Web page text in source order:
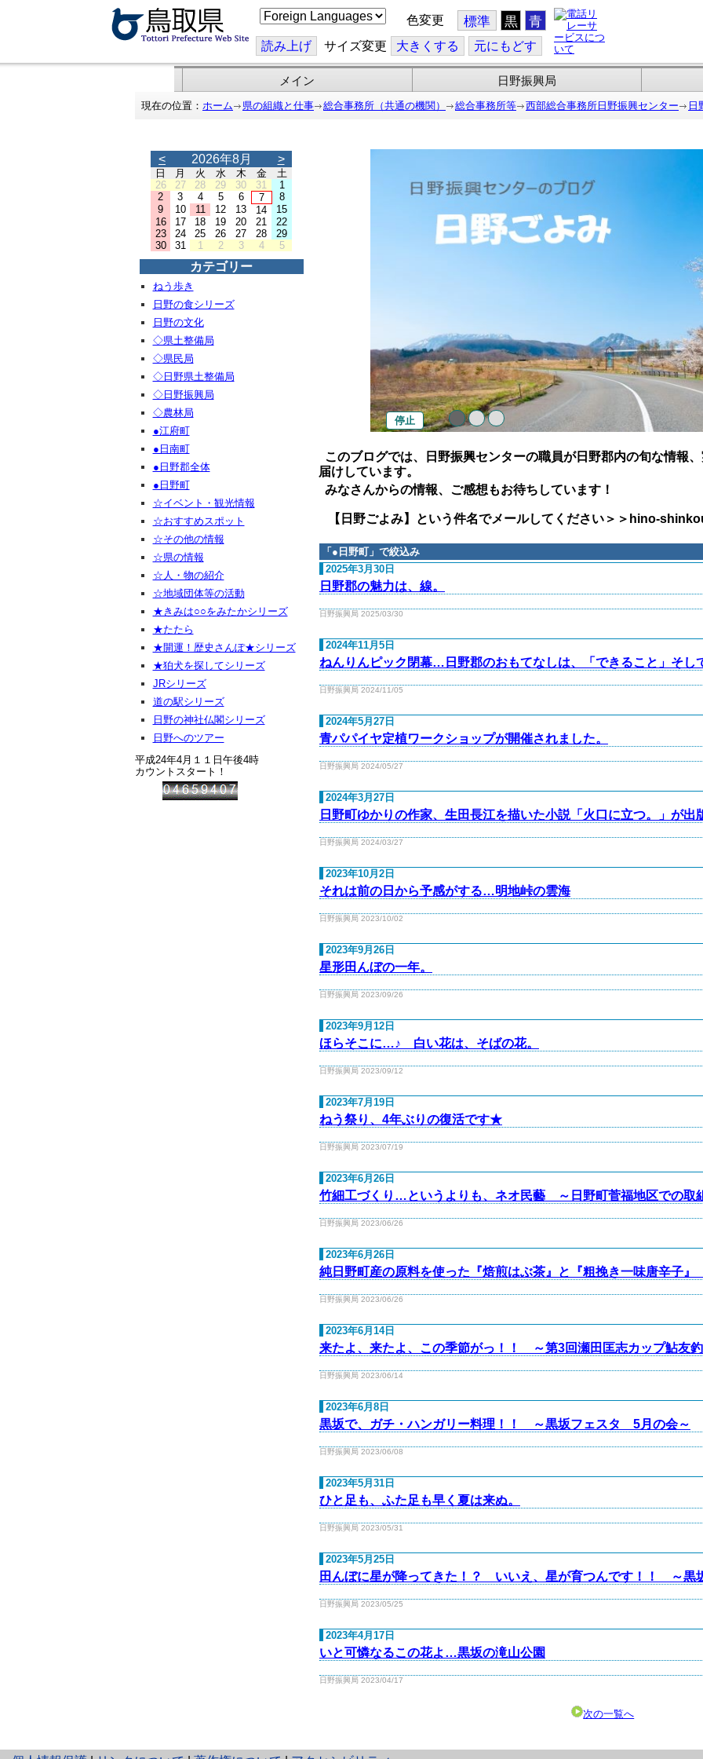
こ
の
ジ
を
訳
す
色変更 標準 黒 青
読み上げ サイズ変更 大きくする 元にもどす
メイン 日野振興局
現在の位置： ホーム 県の組織と仕事 総合事務所（共通の機関） 総合事務所等 西部総合事務所日野振興センター 日
< 2026年8月 >
日 月 火 水 木 金
土
26
27 28 29 30 31
1
2
3 4 5 6 7
8
9
10 11 12 13 14
15
16
17 18 19 20 21
22
23
24 25 26 27 28
29
30
31 1 2 3 4 5
カテゴリー
ねう歩き
日野の食シリーズ
日野の文化
◇県土整備局
◇県民局
◇日野県土整備局
◇日野振興局
◇農林局
●江府町
●日南町
●日野郡全体
●日野町
☆イベント・観光情報
☆おすすめスポット
☆その他の情報
☆県の情報
☆人・物の紹介
☆地域団体等の活動
★きみは○○をみたかシリーズ
★たたら
★開運！歴史さんぽ★シリーズ
★狛犬を探してシリーズ
JRシリーズ
道の駅シリーズ
日野の神社仏閣シリーズ
日野へのツアー
平成24年4月１１日午後4時
カウントスタート！
停止
このブログでは、日野振興センターの職員が日野郡内の旬な情報
届けしています。
みなさんからの情報、ご感想もお待ちしています！
【日野ごよみ】という件名でメールしてください＞＞hino-
「 ●日野町 」で絞込み
2025年3月30日
日野郡の魅力は、線。
日野振興局 2025/03/30
2024年11月5日
ねんりんピック閉幕…日野郡のおもてなしは、「できること」そ
日野振興局 2024/11/05
2024年5月27日
青パパイヤ定植ワークショップが開催されました。
日野振興局 2024/05/27
2024年3月27日
日野町ゆかりの作家、生田長江を描いた小説「火口に立つ。」が出
日野振興局 2024/03/27
2023年10月2日
それは前の日から予感がする…明地峠の雲海
日野振興局 2023/10/02
2023年9月26日
星形田んぼの一年。
日野振興局 2023/09/26
2023年9月12日
ほらそこに…♪ 白い花は、そばの花。
日野振興局 2023/09/12
2023年7月19日
ねう祭り、4年ぶりの復活です★
日野振興局 2023/07/19
2023年6月26日
竹細工づくり…というよりも、ネオ民藝 ～日野町菅福地区での取
日野振興局 2023/06/26
2023年6月26日
純日野町産の原料を使った『焙煎はぶ茶』と『粗挽き一味唐辛子
日野振興局 2023/06/26
2023年6月14日
来たよ、来たよ、この季節がっ！！ ～第3回瀬田匡志カップ鮎友
日野振興局 2023/06/14
2023年6月8日
黒坂で、ガチ・ハンガリー料理！！ ～黒坂フェスタ 5月の会～
日野振興局 2023/06/08
2023年5月31日
ひと足も、ふた足も早く夏は来ぬ。
日野振興局 2023/05/31
2023年5月25日
田んぼに星が降ってきた！？ いいえ、星が育つんです！！ ～黒
日野振興局 2023/05/25
2023年4月17日
いと可憐なるこの花よ…黒坂の滝山公園
日野振興局 2023/04/17
次の一覧へ